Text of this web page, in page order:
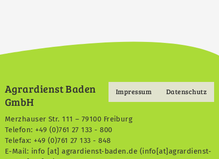
Footermenu
Impressum Datenschutz
Agrardienst Baden
GmbH
Merzhauser Str. 111 – 79100 Freiburg
Telefon: +49 (0)761 27 133 - 800
Telefax: +49 (0)761 27 133 - 848
E-Mail: info [at]agrardienst-baden.de (info[at]agrardienst-